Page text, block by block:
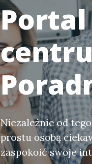
Portal
Niezależnie od
prostu osobą
zaspokoić swoje